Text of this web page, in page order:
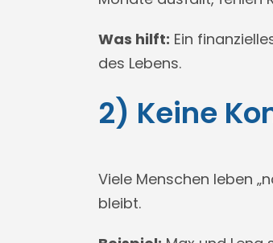
Was hilft: Ein
des Lebens.
2) Keine
Viele Menschen leben
bleibt.